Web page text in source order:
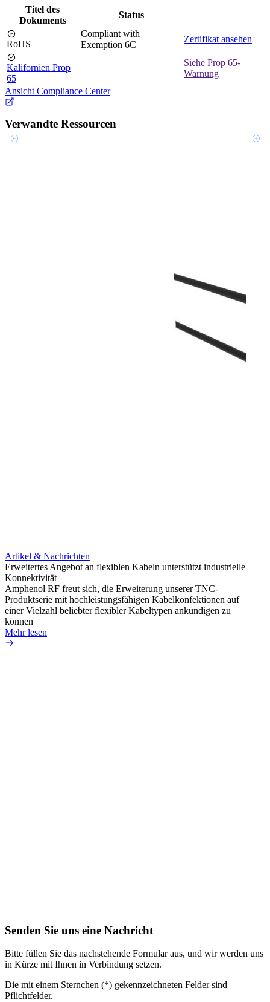
Titel des
Dokuments
Status
RoHS
Compliant with
Exemption 6C
Zertifikat ansehen
Kalifornien Prop
65
Siehe Prop 65-
Warnung
Ansicht Compliance Center
Verwandte Ressourcen
Artikel & Nachrichten
Erweitertes Angebot an flexiblen Kabeln unterstützt industrielle
Konnektivität
Amphenol RF freut sich, die Erweiterung unserer TNC-
Produktserie mit hochleistungsfähigen Kabelkonfektionen auf
einer Vielzahl beliebter flexibler Kabeltypen ankündigen zu
können
Mehr lesen
Senden Sie uns eine Nachricht
Bitte füllen Sie das nachstehende Formular aus, und wir werden uns
in Kürze mit Ihnen in Verbindung setzen.
Die mit einem Sternchen (*) gekennzeichneten Felder sind
Pflichtfelder.